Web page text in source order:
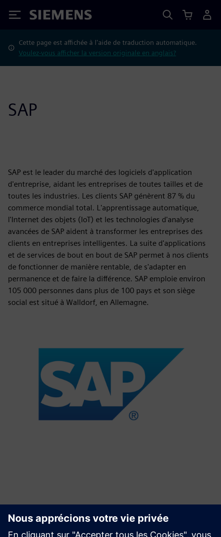
Siemens
Cette page est affichée à l'aide de traduction automatique.
Voulez-vous afficher la version originale en anglais?
SAP
SAP est le leader du marché des logiciels d'application
d'entreprise, aidant les entreprises de toutes tailles et de
toutes les industries. Les clients SAP génèrent 87 % du
commerce mondial total. L'apprentissage automatique,
l'Internet des objets (IoT) et les technologies d'analyse
avancées de SAP aident à transformer les entreprises des
clients en entreprises intelligentes. La suite d'applications
et de services de bout en bout de SAP permet à nos clients
de fonctionner de manière rentable, de s'adapter en
permanence et de faire la différence. SAP emploie environ
105 000 personnes dans plus de 100 pays et son siège
social est situé à Walldorf, en Allemagne.
Requête